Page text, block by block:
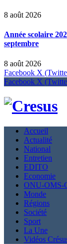
8 août 2026
Année scolaire
septembre
8 août 2026
Facebook X
Facebook X
Accueil
Actualité
National
Entretien
EDITO
Economie
ONU-OMS-
Monde
Régions
Société
Sport
La Une
Vidéos